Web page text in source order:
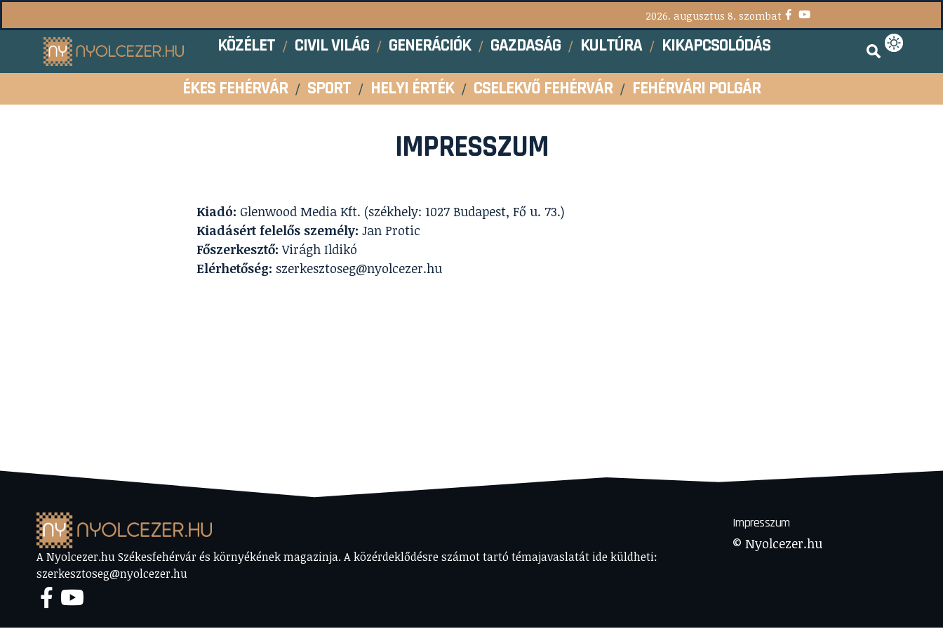
2026. augusztus 8. szombat
KÖZÉLET CIVIL VILÁG GENERÁCIÓK GAZDASÁG KULTÚRA
KIKAPCSOLÓDÁS
ÉKES FEHÉRVÁR
SPORT HELYI ÉRTÉK CSELEKVŐ FEHÉRVÁR FEHÉRVÁRI POLGÁR
IMPRESSZUM
Kiadó: Glenwood Media Kft. (székhely: 1027 Budapest, Fő u. 73.)
Kiadásért felelős személy: Jan Protic
Főszerkesztő:Virágh Ildikó
Elérhetőség: szerkesztoseg@nyolcezer.hu
A Nyolcezer.hu Székesfehérvár és környékének magazinja. A közérdeklődésre számot tartó témajavaslatát ide küldheti:
szerkesztoseg@nyolcezer.hu
Impresszum
© Nyolcezer.hu